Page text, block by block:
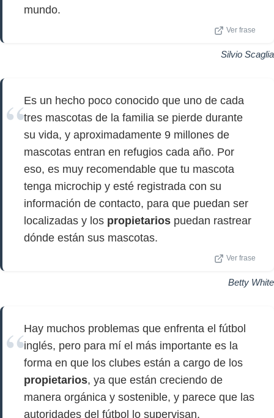
mundo.
Ver frase
Silvio Scaglia
Es un hecho poco conocido que uno de cada
tres mascotas de la familia se pierde durante
su vida, y aproximadamente 9 millones de
mascotas entran en refugios cada año. Por
eso, es muy recomendable que tu mascota
tenga microchip y esté registrada con su
información de contacto, para que puedan ser
localizadas y los propietarios puedan rastrear
dónde están sus mascotas.
Ver frase
Betty White
Hay muchos problemas que enfrenta el fútbol
inglés, pero para mí el más importante es la
forma en que los clubes están a cargo de los
propietarios, ya que están creciendo de
manera orgánica y sostenible, y parece que las
autoridades del fútbol lo supervisan.